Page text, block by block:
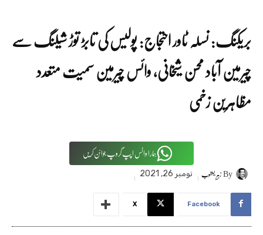
بریکنگ: نسلہ ٹاور احتجاج: پولیس کی تابڑ توڑ شیلنگ سے
چیرمین آباد محسن شیخانی، وائس چیرمین سمیت متعدد
مظاہرین زخمی
ہمارا واٹس اپپ گروپ جوائن کریں
Byزبیر یعقوب نومبر 26, 2021
Facebook
X